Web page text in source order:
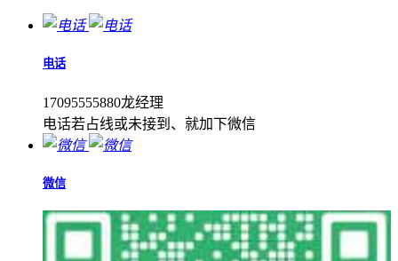
电话
17095555880龙经理
电话若占线或未接到、就加下微信
微信